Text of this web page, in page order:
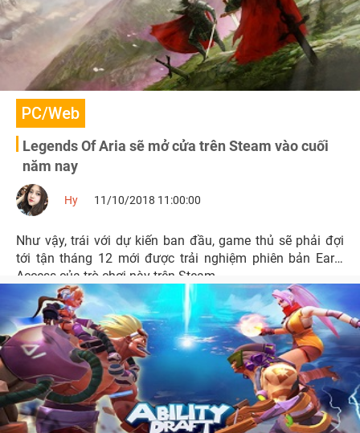
PC/Web
Legends Of Aria sẽ mở cửa trên Steam vào cuối
năm nay
Hy 11/10/2018 11:00:00
Như vậy, trái với dự kiến ban đầu, game thủ sẽ phải đợi
tới tận tháng 12 mới được trải nghiệm phiên bản Early
Access của trò chơi này trên Steam.